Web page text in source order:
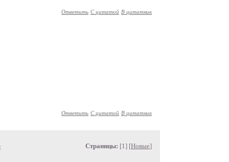
Ответить С цитатой В цитатник
Ответить С цитатой В цитатник
Страницы: [1] [Новые]